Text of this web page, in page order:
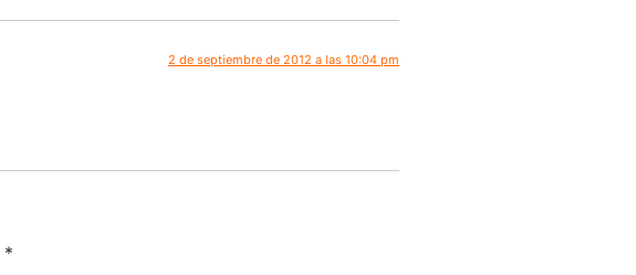
2 de septiembre de 2012 a las 10:04 pm
*